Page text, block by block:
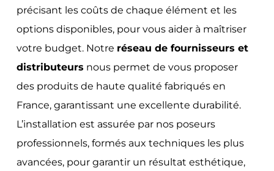
précisant les coûts de chaque élément et les
options disponibles, pour vous aider à maîtriser
votre budget. Notre réseau de fournisseurs et
distributeurs nous permet de vous proposer
des produits de haute qualité fabriqués en
France, garantissant une excellente durabilité.
L’installation est assurée par nos poseurs
professionnels, formés aux techniques les plus
avancées, pour garantir un résultat esthétique,